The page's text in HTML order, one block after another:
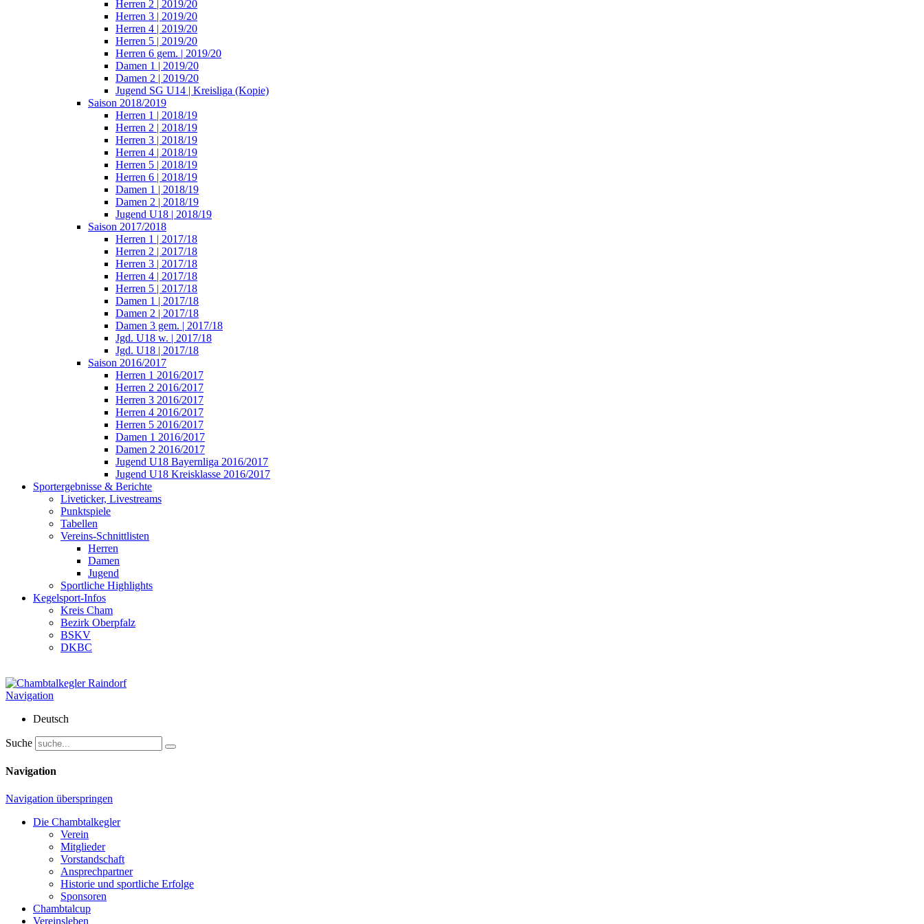
Herren 2 | 2019/20
Herren 3 | 2019/20
Herren 4 | 2019/20
Herren 5 | 2019/20
Herren 6 gem. | 2019/20
Damen 1 | 2019/20
Damen 2 | 2019/20
Jugend SG U14 | Kreisliga (Kopie)
Saison 2018/2019
Herren 1 | 2018/19
Herren 2 | 2018/19
Herren 3 | 2018/19
Herren 4 | 2018/19
Herren 5 | 2018/19
Herren 6 | 2018/19
Damen 1 | 2018/19
Damen 2 | 2018/19
Jugend U18 | 2018/19
Saison 2017/2018
Herren 1 | 2017/18
Herren 2 | 2017/18
Herren 3 | 2017/18
Herren 4 | 2017/18
Herren 5 | 2017/18
Damen 1 | 2017/18
Damen 2 | 2017/18
Damen 3 gem. | 2017/18
Jgd. U18 w. | 2017/18
Jgd. U18 | 2017/18
Saison 2016/2017
Herren 1 2016/2017
Herren 2 2016/2017
Herren 3 2016/2017
Herren 4 2016/2017
Herren 5 2016/2017
Damen 1 2016/2017
Damen 2 2016/2017
Jugend U18 Bayernliga 2016/2017
Jugend U18 Kreisklasse 2016/2017
Sportergebnisse & Berichte
Liveticker, Livestreams
Punktspiele
Tabellen
Vereins-Schnittlisten
Herren
Damen
Jugend
Sportliche Highlights
Kegelsport-Infos
Kreis Cham
Bezirk Oberpfalz
BSKV
DKBC
Navigation
Deutsch
Suche
Navigation
Navigation überspringen
Die Chambtalkegler
Verein
Mitglieder
Vorstandschaft
Ansprechpartner
Historie und sportliche Erfolge
Sponsoren
Chambtalcup
Vereinsleben